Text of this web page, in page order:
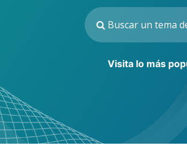
Visita lo más